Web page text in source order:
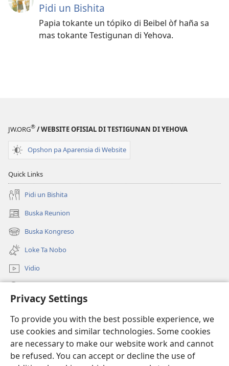
Privacy Settings
To provide you with the best possible experience, we
use cookies and similar technologies. Some cookies
are necessary to make our website work and cannot
be refused. You can accept or decline the use of
Pidi un Bishita
Papia tokante un tópiko di Beibel òf haña sa
mas tokante Testigunan di Yehova.
JW.ORG® / WEBSITE OFISIAL DI TESTIGUNAN DI YEHOVA
Opshon pa Aparensia di Website
Quick Links
Pidi un Bishita
Buska Reunion
(opens
new
window)
Buska Kongreso
(opens
new
window)
Loke Ta Nobo
Vidio
(opens
window)BIBLIOTEKA ONLINE Watchtower™
(opens
new
JW Hub ®